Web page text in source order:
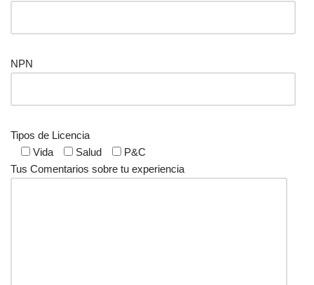
NPN
Tipos de Licencia
Vida
Salud
P&C
Tus Comentarios sobre tu experiencia